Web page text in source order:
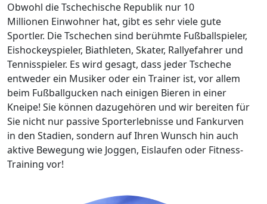
Obwohl die Tschechische Republik nur 10
Millionen Einwohner hat, gibt es sehr viele gute
Sportler. Die Tschechen sind berühmte Fußballspieler,
Eishockeyspieler, Biathleten, Skater, Rallyefahrer und
Tennisspieler. Es wird gesagt, dass jeder Tscheche
entweder ein Musiker oder ein Trainer ist, vor allem
beim Fußballgucken nach einigen Bieren in einer
Kneipe! Sie können dazugehören und wir bereiten für
Sie nicht nur passive Sporterlebnisse und Fankurven
in den Stadien, sondern auf Ihren Wunsch hin auch
aktive Bewegung wie Joggen, Eislaufen oder Fitness-
Training vor!